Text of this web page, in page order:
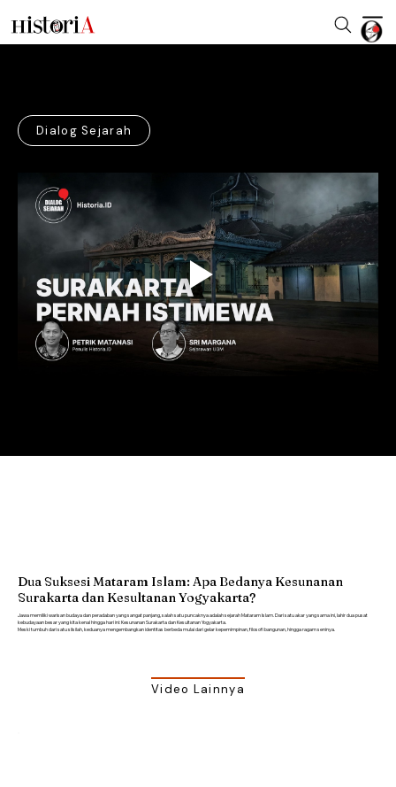
Dialog Sejarah
Dua Suksesi Mataram Islam: Apa Bedanya Kesunanan
Surakarta dan Kesultanan Yogyakarta?
Jawa memiliki warisan budaya dan peradaban yang sangat panjang, salah satu puncaknya adalah sejarah Mataram Islam. Dari satu akar yang sama ini, lahir dua pusat
kebudayaan besar yang kita kenal hingga hari ini: Kesunanan Surakarta dan Kesultanan Yogyakarta.
Meski tumbuh dari satu silsilah, keduanya mengembangkan identitas berbeda mulai dari gelar kepemimpinan, filosofi bangunan, hingga ragam seninya.
Video Lainnya